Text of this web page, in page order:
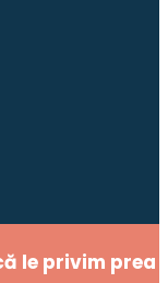
le privim prea